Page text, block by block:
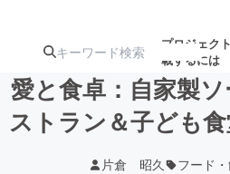
プロジェク
載するには
注目のリ
注目の新着プロ
愛と食卓：自家製
ストラン＆子ども
片倉 昭久 フード